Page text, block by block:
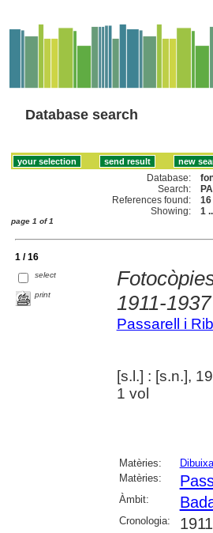
Database search
Database:
Search:
References found:
16
Showing:
1
page 1 of 1
1 / 16
select
print
1911-1937
Passarell i
[s.l.] : [s.n.],
1 vol
Matèries:
Matèries:
Àmbit:
Cronologia: